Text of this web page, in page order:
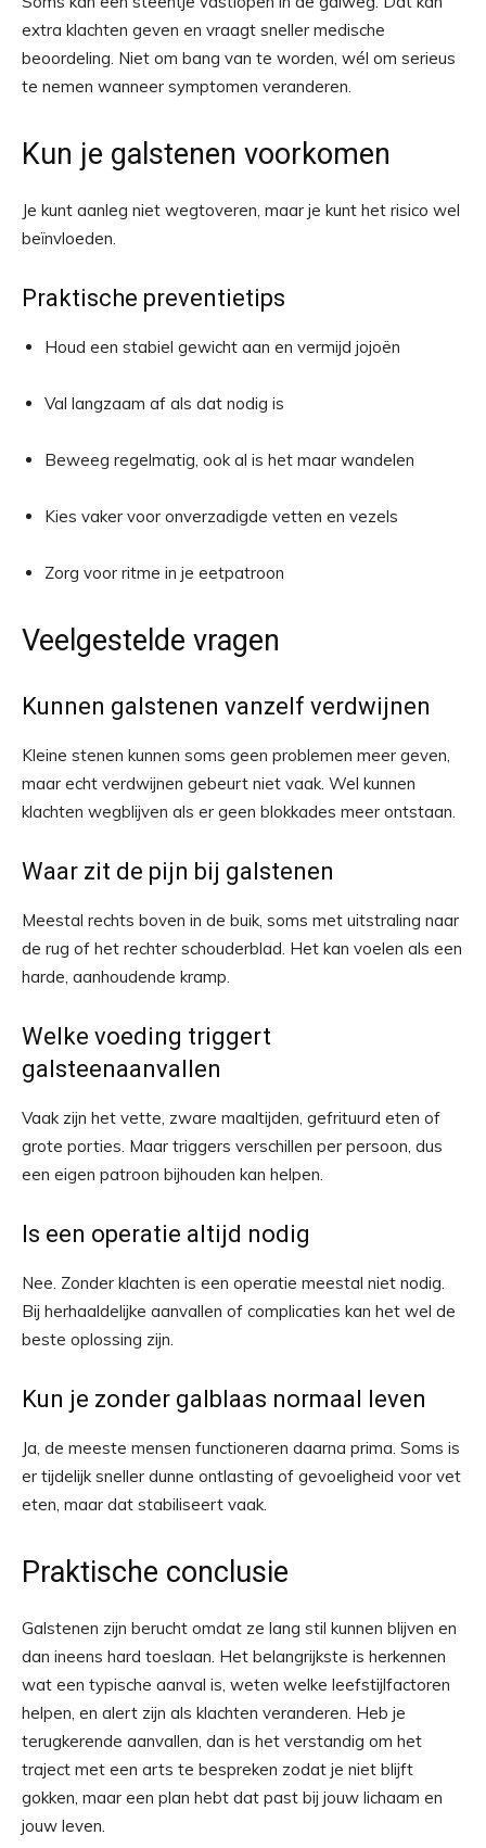
extra klachten geven en vraagt sneller medische
beoordeling. Niet om bang van te worden, wél om serieus
te nemen wanneer symptomen veranderen.
Kun je galstenen voorkomen
Je kunt aanleg niet wegtoveren, maar je kunt het risico wel
beïnvloeden.
Praktische preventietips
Houd een stabiel gewicht aan en vermijd jojoën
Val langzaam af als dat nodig is
Beweeg regelmatig, ook al is het maar wandelen
Kies vaker voor onverzadigde vetten en vezels
Zorg voor ritme in je eetpatroon
Veelgestelde vragen
Kunnen galstenen vanzelf verdwijnen
Kleine stenen kunnen soms geen problemen meer geven,
maar echt verdwijnen gebeurt niet vaak. Wel kunnen
klachten wegblijven als er geen blokkades meer ontstaan.
Waar zit de pijn bij galstenen
Meestal rechts boven in de buik, soms met uitstraling naar
de rug of het rechter schouderblad. Het kan voelen als een
harde, aanhoudende kramp.
Welke voeding triggert
galsteenaanvallen
Vaak zijn het vette, zware maaltijden, gefrituurd eten of
grote porties. Maar triggers verschillen per persoon, dus
een eigen patroon bijhouden kan helpen.
Is een operatie altijd nodig
Nee. Zonder klachten is een operatie meestal niet nodig.
Bij herhaaldelijke aanvallen of complicaties kan het wel de
beste oplossing zijn.
Kun je zonder galblaas normaal leven
Ja, de meeste mensen functioneren daarna prima. Soms is
er tijdelijk sneller dunne ontlasting of gevoeligheid voor vet
eten, maar dat stabiliseert vaak.
Praktische conclusie
Galstenen zijn berucht omdat ze lang stil kunnen blijven en
dan ineens hard toeslaan. Het belangrijkste is herkennen
wat een typische aanval is, weten welke leefstijlfactoren
helpen, en alert zijn als klachten veranderen. Heb je
terugkerende aanvallen, dan is het verstandig om het
traject met een arts te bespreken zodat je niet blijft
gokken, maar een plan hebt dat past bij jouw lichaam en
jouw leven.